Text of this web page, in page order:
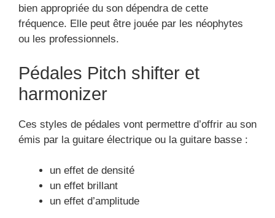
bien appropriée du son dépendra de cette
fréquence. Elle peut être jouée par les néophytes
ou les professionnels.
Pédales Pitch shifter et
harmonizer
Ces styles de pédales vont permettre d’offrir au son
émis par la guitare électrique ou la guitare basse :
un effet de densité
un effet brillant
un effet d’amplitude